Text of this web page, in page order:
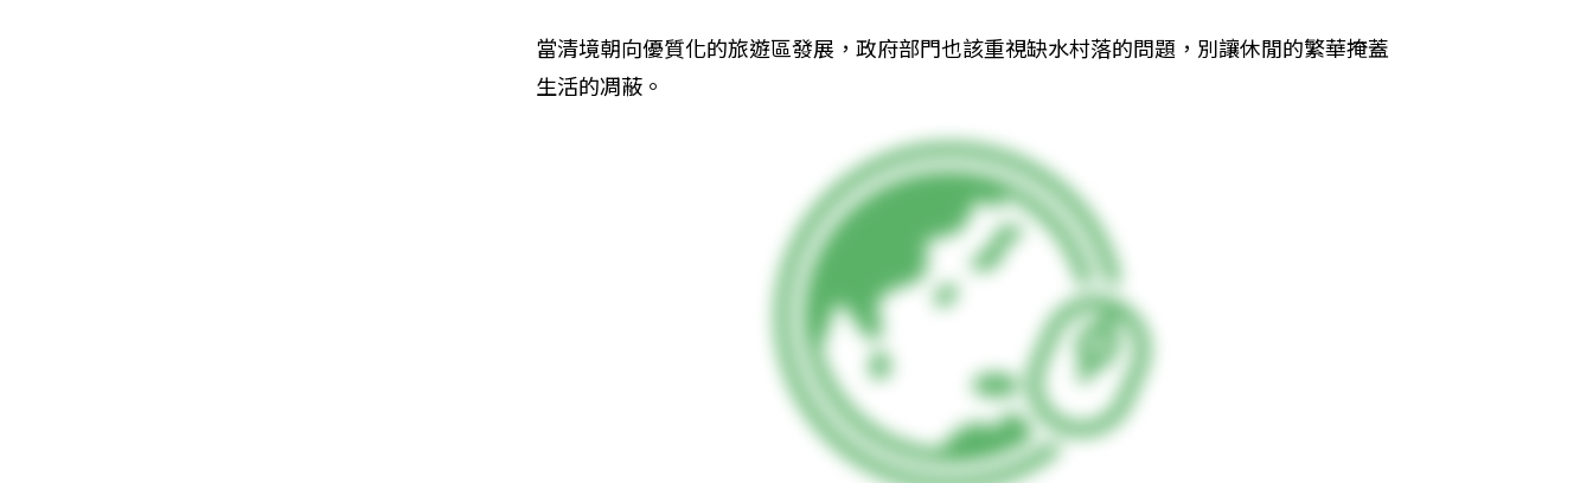
當清境朝向優質化的旅遊區發展，政府部門也該重視缺水村落的問題，別讓休閒的繁華掩蓋
生活的凋蔽。